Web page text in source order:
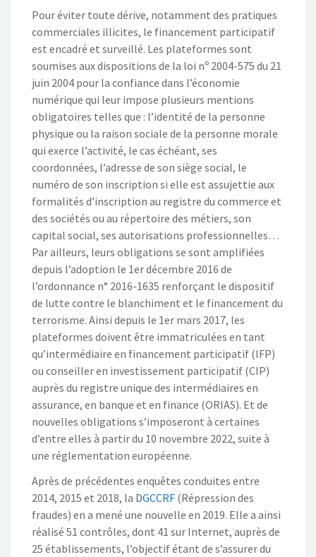
Pour éviter toute dérive, notamment des pratiques
commerciales illicites, le financement participatif
est encadré et surveillé. Les plateformes sont
soumises aux dispositions de la loi nᵒ 2004-575 du 21
juin 2004 pour la confiance dans l’économie
numérique qui leur impose plusieurs mentions
obligatoires telles que : l’identité de la personne
physique ou la raison sociale de la personne morale
qui exerce l’activité, le cas échéant, ses
coordonnées, l’adresse de son siège social, le
numéro de son inscription si elle est assujettie aux
formalités d’inscription au registre du commerce et
des sociétés ou au répertoire des métiers, son
capital social, ses autorisations professionnelles…
Par ailleurs, leurs obligations se sont amplifiées
depuis l’adoption le 1er décembre 2016 de
l’ordonnance n° 2016-1635 renforçant le dispositif
de lutte contre le blanchiment et le financement du
terrorisme. Ainsi depuis le 1er mars 2017, les
plateformes doivent être immatriculées en tant
qu’intermédiaire en financement participatif (IFP)
ou conseiller en investissement participatif (CIP)
auprès du registre unique des intermédiaires en
assurance, en banque et en finance (ORIAS). Et de
nouvelles obligations s’imposeront à certaines
d’entre elles à partir du 10 novembre 2022, suite à
une réglementation européenne.
Après de précédentes enquêtes conduites entre
2014, 2015 et 2018, la DGCCRF (Répression des
fraudes) en a mené une nouvelle en 2019. Elle a ainsi
réalisé 51 contrôles, dont 41 sur Internet, auprès de
25 établissements, l’objectif étant de s’assurer du